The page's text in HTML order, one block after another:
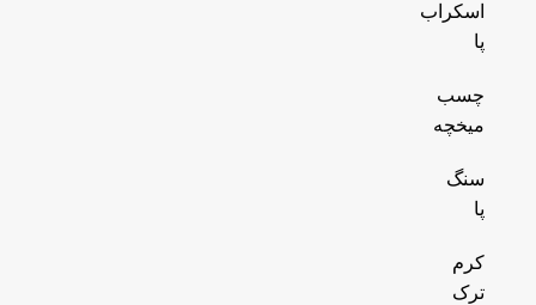
اسکراب
پا
چسب
میخچه
سنگ
پا
کرم
ترک